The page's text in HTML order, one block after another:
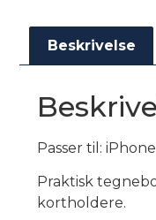
Beskrivelse
Passer til:
Praktisk
kortholdere.